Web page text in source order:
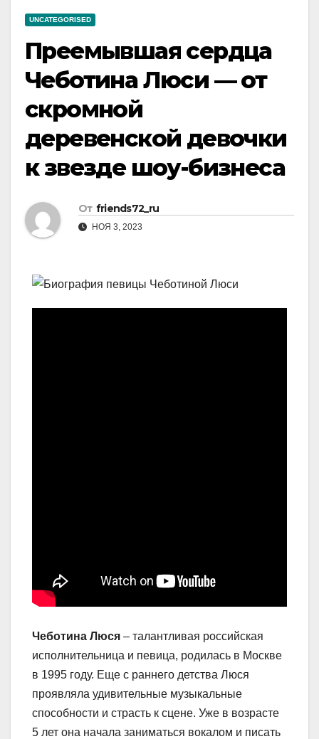
UNCATEGORISED
Преемывшая сердца
Чеботина Люси — от
скромной
деревенской девочки
к звезде шоу-бизнеса
От friends72_ru
НОЯ 3, 2023
Чеботина Люся – талантливая российская
исполнительница и певица, родилась в Москве
в 1995 году. Еще с раннего детства Люся
проявляла удивительные музыкальные
способности и страсть к сцене. Уже в возрасте
5 лет она начала заниматься вокалом и писать